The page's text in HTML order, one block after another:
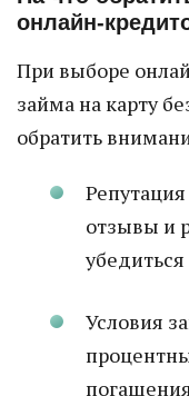
онлайн-
При выборе
займа на карту
обратить
отзывы и
Условия